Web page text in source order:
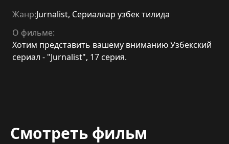
Жанр:Jurnalist, Сериаллар узбек тилида
О фильме:
Хотим представить вашему вниманию Узбекский
сериал - "Jurnalist", 17 серия.
Смотреть фильм